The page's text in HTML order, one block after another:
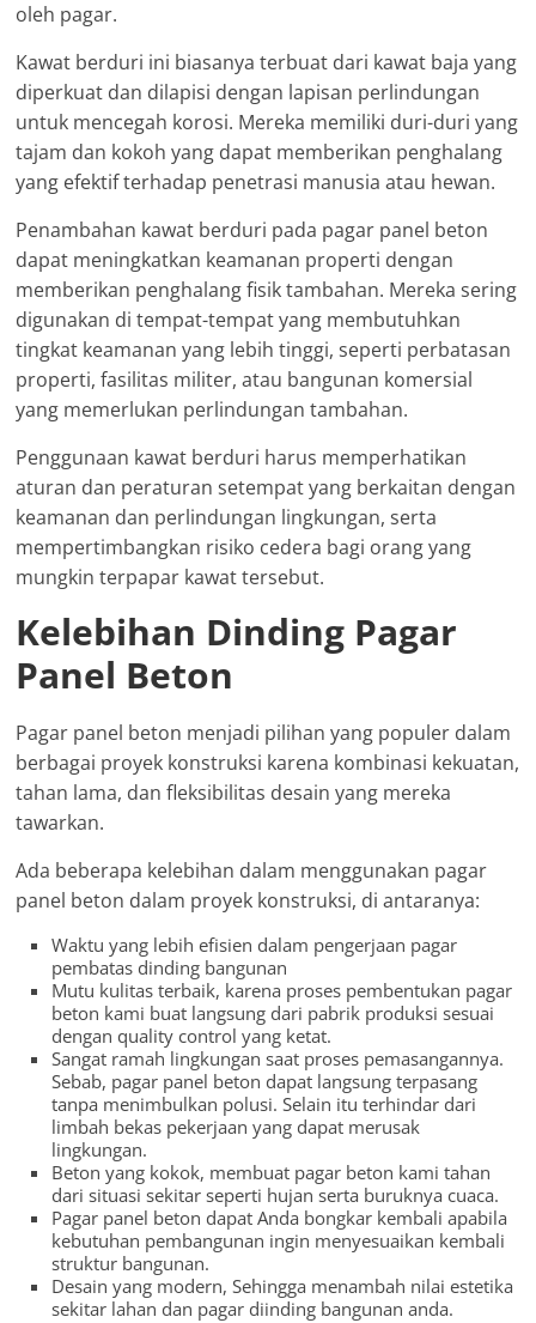
oleh pagar.
Kawat berduri ini biasanya terbuat dari kawat baja yang
diperkuat dan dilapisi dengan lapisan perlindungan
untuk mencegah korosi. Mereka memiliki duri-duri yang
tajam dan kokoh yang dapat memberikan penghalang
yang efektif terhadap penetrasi manusia atau hewan.
Penambahan kawat berduri pada pagar panel beton
dapat meningkatkan keamanan properti dengan
memberikan penghalang fisik tambahan. Mereka sering
digunakan di tempat-tempat yang membutuhkan
tingkat keamanan yang lebih tinggi, seperti perbatasan
properti, fasilitas militer, atau bangunan komersial
yang memerlukan perlindungan tambahan.
Penggunaan kawat berduri harus memperhatikan
aturan dan peraturan setempat yang berkaitan dengan
keamanan dan perlindungan lingkungan, serta
mempertimbangkan risiko cedera bagi orang yang
mungkin terpapar kawat tersebut.
Kelebihan Dinding Pagar
Panel Beton
Pagar panel beton menjadi pilihan yang populer dalam
berbagai proyek konstruksi karena kombinasi kekuatan,
tahan lama, dan fleksibilitas desain yang mereka
tawarkan.
Ada beberapa kelebihan dalam menggunakan pagar
panel beton dalam proyek konstruksi, di antaranya:
Waktu yang lebih efisien dalam pengerjaan pagar
pembatas dinding bangunan
Mutu kulitas terbaik, karena proses pembentukan pagar
beton kami buat langsung dari pabrik produksi sesuai
dengan quality control yang ketat.
Sangat ramah lingkungan saat proses pemasangannya.
Sebab, pagar panel beton dapat langsung terpasang
tanpa menimbulkan polusi. Selain itu terhindar dari
limbah bekas pekerjaan yang dapat merusak
lingkungan.
Beton yang kokok, membuat pagar beton kami tahan
dari situasi sekitar seperti hujan serta buruknya cuaca.
Pagar panel beton dapat Anda bongkar kembali apabila
kebutuhan pembangunan ingin menyesuaikan kembali
struktur bangunan.
Desain yang modern, Sehingga menambah nilai estetika
sekitar lahan dan pagar diinding bangunan anda.